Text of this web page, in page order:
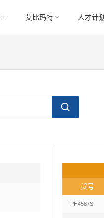
艾比玛特 人才计划
货号
PH4587S